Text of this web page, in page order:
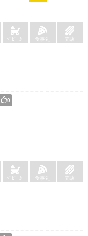
ﾍﾞﾋﾞｰｶｰ 食事処 売店
0
ﾍﾞﾋﾞｰｶｰ 食事処 売店